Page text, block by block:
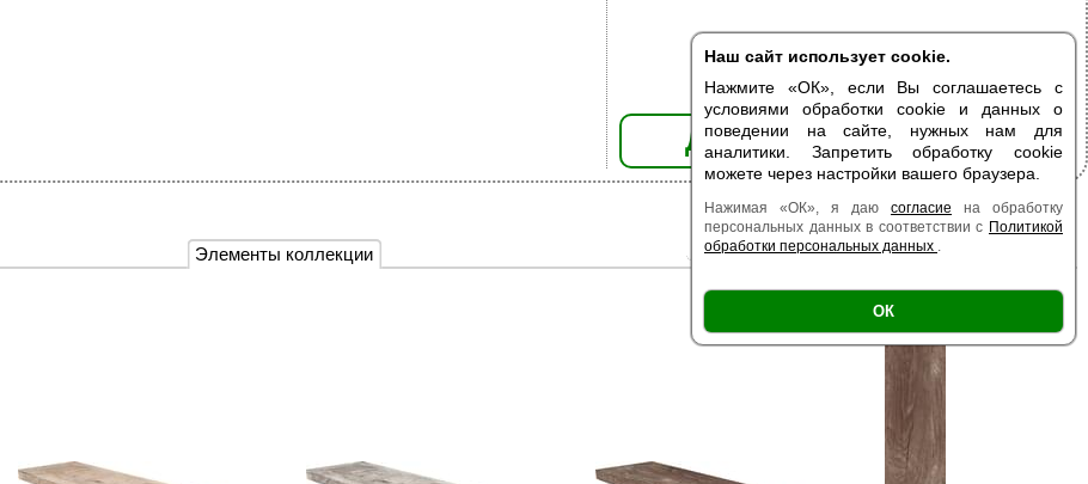
Наш сайт использует cookie.
Нажмите «ОК», если Вы соглашаетесь с
условиями обработки cookie и данных о
поведении на сайте, нужных нам для
аналитики. Запретить обработку cookie
можете через настройки вашего браузера.
Нажимая «ОК», я даю согласие на обработку
персональных данных в соответствии с Политикой
обработки персональных данных .
ОК
ДОБАВИТЬ В КОРЗИНУ
Элементы коллекции Есть образец | Поверхность |